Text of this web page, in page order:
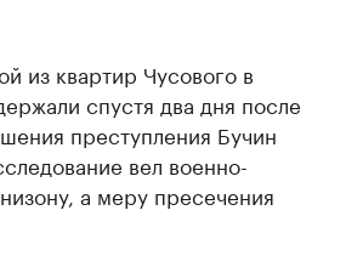
из квартир Чусового в
спустя два дня после
преступления Бучин
вел военно-
а меру пресечения